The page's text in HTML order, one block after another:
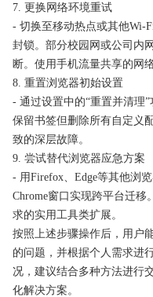
7. 更换网络环境重试
- 切换至移动热点或其他Wi-
封锁。部分校园网或公司内
断。使用手机流量共享的网
8. 重置浏览器初始设置
- 通过设置中的“重置并清理
保留书签但删除所有自定义
致的深层故障。
9. 尝试替代浏览器应急方案
- 用Firefox、Edge等其他浏
Chrome窗口实现跨平台迁
求的实用工具类扩展。
按照上述步骤操作后，用户
的问题，并根据个人需求进
况，建议结合多种方法进行
化解决方案。